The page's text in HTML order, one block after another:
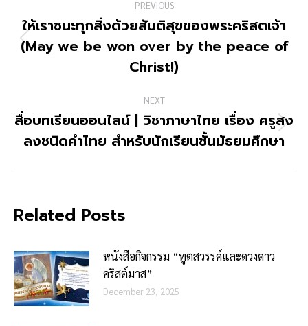
PREVIOUS
ให้เราชนะทุกสิ่งด้วยสันติสุขของพระคริสตเจ้า
(May we be won over by the peace of
Christ!)
NEXT
สื่อบทเรียนออนไลน์ | วิชาภาษาไทย เรื่อง ครูสง
ลงชนิดคำไทย สำหรับนักเรียนชั้นมัธยมศึกษา
Related Posts
หนังสือกิจกรรม “ทูตสวรรค์และดวงดาว
คริสต์มาส”
December 23, 2025